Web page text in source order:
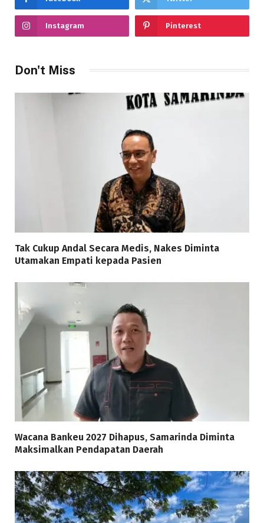
Instagram Pinterest
Don't Miss
Tak Cukup Andal Secara Medis, Nakes Diminta
Utamakan Empati kepada Pasien
Wacana Bankeu 2027 Dihapus, Samarinda Diminta
Maksimalkan Pendapatan Daerah